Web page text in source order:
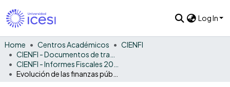
Log In
Home Centros Académicos
CIENFI